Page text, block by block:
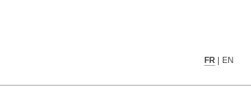
FR| EN